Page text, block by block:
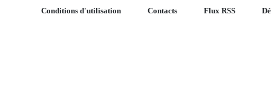
Conditions d'utilisation Contacts Flux RSS